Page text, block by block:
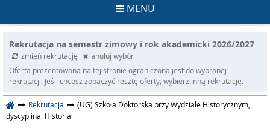
MENU
Rekrutacja na semestr zimowy i rok akademicki 2026/2027
zmień rekrutację
anuluj wybór
Oferta prezentowana na tej stronie ograniczona jest do wybranej
rekrutacji. Jeśli chcesz zobaczyć resztę oferty, wybierz inną rekrutację.
Rekrutacja
(UG) Szkoła Doktorska przy Wydziale Historycznym,
dyscyplina: Historia